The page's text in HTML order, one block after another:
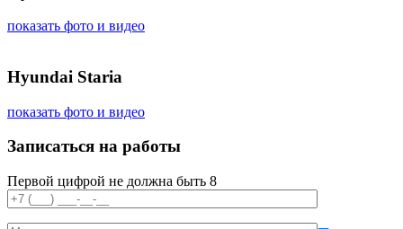
показать фото и видео
Hyundai Staria
показать фото и видео
Записаться на работы
Первой цифрой не должна быть 8